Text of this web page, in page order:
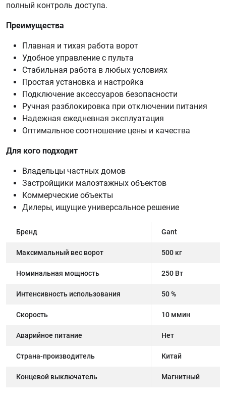
полный контроль доступа.
Преимущества
Плавная и тихая работа ворот
Удобное управление с пульта
Стабильная работа в любых условиях
Простая установка и настройка
Подключение аксессуаров безопасности
Ручная разблокировка при отключении питания
Надежная ежедневная эксплуатация
Оптимальное соотношение цены и качества
Для кого подходит
Владельцы частных домов
Застройщики малоэтажных объектов
Коммерческие объекты
Дилеры, ищущие универсальное решение
Бренд Gant
Максимальный вес ворот 500 кг
Номинальная мощность 250 Вт
Интенсивность использования 50 %
Скорость 10 ммин
Аварийное питание Нет
Страна-производитель Китай
Концевой выключатель Магнитный